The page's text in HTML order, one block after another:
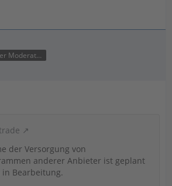
Unabhängiger Moderator
der Versorgung von
anderer Anbieter ist geplant
Bearbeitung.